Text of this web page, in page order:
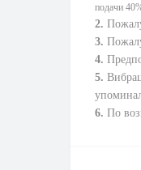
подачи
2.
3.
4.
5.
6. По